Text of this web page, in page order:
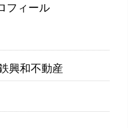
フィール
興和不動産